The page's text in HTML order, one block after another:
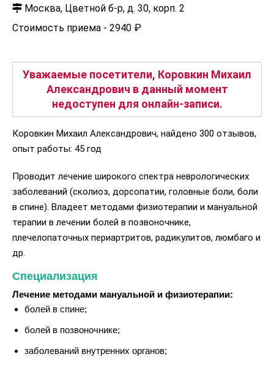
Москва, Цветной б-р, д. 30, корп. 2
Стоимость приема - 2940 ₽
Уважаемые посетители, Коровкин Михаил
Александрович в данный момент
недоступен для онлайн-записи.
Коровкин Михаил Александрович, найдено 300 отзывов,
опыт работы: 45 год
Проводит лечение широкого спектра неврологических
заболеваний (сколиоз, дорсопатии, головные боли, боли
в спине). Владеет методами физиотерапии и мануальной
терапии в лечении болей в позвоночнике,
плечелопаточных периартритов, радикулитов, люмбаго и
др.
Специализация
Лечение методами мануальной и физиотерапии:
болей в спине;
болей в позвоночнике;
заболеваний внутренних органов;